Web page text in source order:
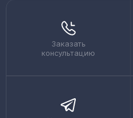
Заказать
консультацию